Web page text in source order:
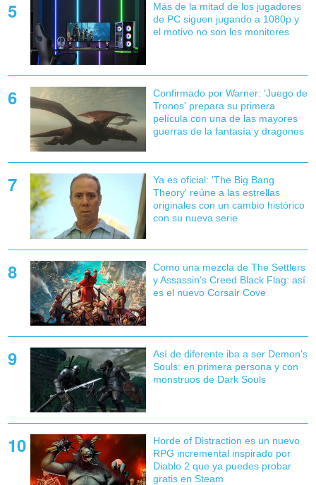
Más de la mitad de los jugadores
de PC siguen jugando a 1080p y
el motivo no son los monitores
Confirmado por Warner: 'Juego de
Tronos' prepara su primera
película con una de las mayores
guerras de la fantasía y dragones
Ya es oficial: 'The Big Bang
Theory' reúne a las estrellas
originales con un cambio histórico
con su nueva serie
Como una mezcla de The Settlers
y Assassin's Creed Black Flag: así
es el nuevo Corsair Cove
Así de diferente iba a ser Demon's
Souls: en primera persona y con
monstruos de Dark Souls
Horde of Distraction es un nuevo
RPG incremental inspirado por
Diablo 2 que ya puedes probar
gratis en Steam